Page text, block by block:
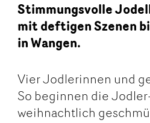
Stimmungsvolle
mit deftigen Szenen
in Wangen.
Vier Jodlerinnen und
So beginnen die
weihnachtlich